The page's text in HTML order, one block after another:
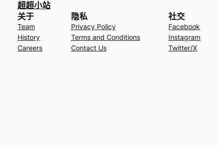
超超小站
关于
Team
History
Careers
隐私
Privacy Policy
Terms and Conditions
Contact Us
社交
Facebook
Instagram
Twitter/X